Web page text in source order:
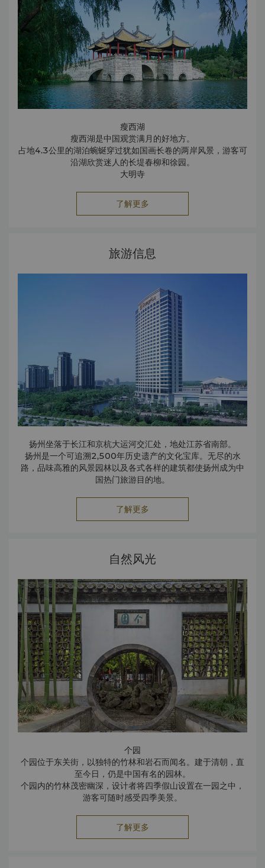
瘦西湖
瘦西湖是中国观赏满月的好地方。
占地4.3公里的湖泊蜿蜒穿过犹如国画长卷的两岸风景，游客可
沿湖欣赏迷人的长堤春柳和徐园。
大明寺
大明寺数百年来一直是一个著名的旅游景点。
沿着典雅的亭台楼阁，葱郁的树木和各种花卉，可到达壮观的
了解更多
旅游信息
扬州坐落于长江和京杭大运河交汇处，地处江苏省南部。
扬州是一个可追溯2,500年历史遗产的文化宝库。无尽的水
路，品味高雅的风景园林以及各式各样的建筑都使扬州成为中
国热门旅游目的地。
了解更多
自然风光
个园
个园位于东关街，以独特的竹林和岩石而闻名。建于清朝，直
至今日，仍是中国有名的园林。
个园内的竹林茂密幽深，设计者将四季假山设置在一园之中，
游客可随时感受四季美景。
平方米的何园– 又名“寄啸山庄”
槐园”的旧址。后成为何氏家族的后花园，巧妙地融合了东方魅
了解更多